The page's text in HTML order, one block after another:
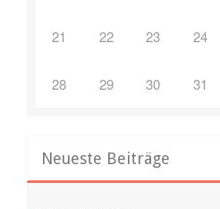
21 22 23 24
28 29 30 31
Neueste Beiträge